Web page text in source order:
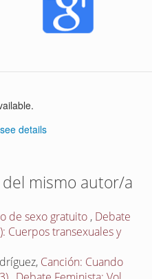
see details
mismo autor/a
de sexo gratuito , Debate
Cuerpos transexuales y
Canción: Cuando